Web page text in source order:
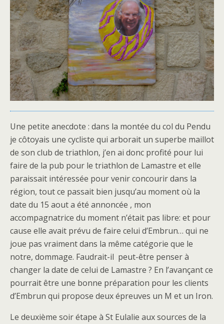
Une petite anecdote : dans la montée du col du Pendu
je côtoyais une cycliste qui arborait un superbe maillot
de son club de triathlon, j’en ai donc profité pour lui
faire de la pub pour le triathlon de Lamastre et elle
paraissait intéressée pour venir concourir dans la
région, tout ce passait bien jusqu’au moment où la
date du 15 aout a été annoncée , mon
accompagnatrice du moment n’était pas libre: et pour
cause elle avait prévu de faire celui d’Embrun… qui ne
joue pas vraiment dans la même catégorie que le
notre, dommage. Faudrait-il peut-être penser à
changer la date de celui de Lamastre ? En l’avançant ce
pourrait être une bonne préparation pour les clients
d’Embrun qui propose deux épreuves un M et un Iron.
Le deuxième soir étape à St Eulalie aux sources de la